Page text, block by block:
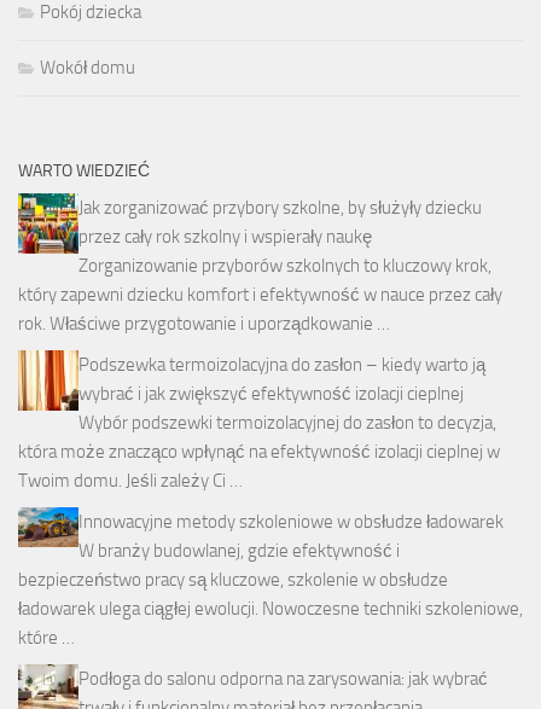
Pokój dziecka
Wokół domu
WARTO WIEDZIEĆ
Jak zorganizować przybory szkolne, by służyły dziecku
przez cały rok szkolny i wspierały naukę
Zorganizowanie przyborów szkolnych to kluczowy krok,
który zapewni dziecku komfort i efektywność w nauce przez cały
rok. Właściwe przygotowanie i uporządkowanie …
Podszewka termoizolacyjna do zasłon – kiedy warto ją
wybrać i jak zwiększyć efektywność izolacji cieplnej
Wybór podszewki termoizolacyjnej do zasłon to decyzja,
która może znacząco wpłynąć na efektywność izolacji cieplnej w
Twoim domu. Jeśli zależy Ci …
Innowacyjne metody szkoleniowe w obsłudze ładowarek
W branży budowlanej, gdzie efektywność i
bezpieczeństwo pracy są kluczowe, szkolenie w obsłudze
ładowarek ulega ciągłej ewolucji. Nowoczesne techniki szkoleniowe,
które …
Podłoga do salonu odporna na zarysowania: jak wybrać